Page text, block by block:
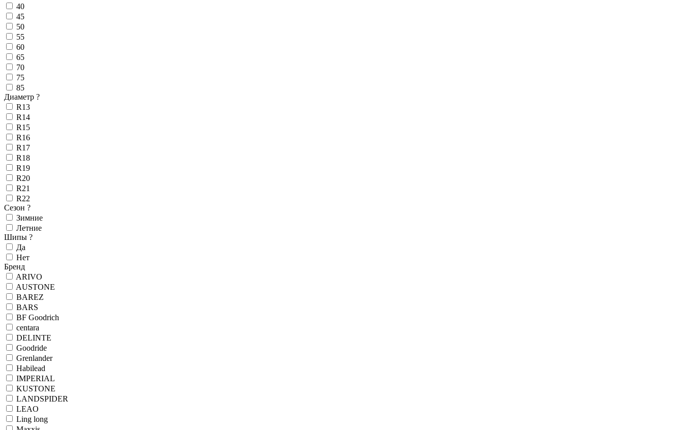
40
45
50
55
60
65
70
75
85
Диаметр ?
R13
R14
R15
R16
R17
R18
R19
R20
R21
R22
Сезон ?
Зимние
Летние
Шипы ?
Да
Нет
Бренд
ARIVO
AUSTONE
BAREZ
BARS
BF Goodrich
centara
DELINTE
Goodride
Grenlander
Habilead
IMPERIAL
KUSTONE
LANDSPIDER
LEAO
Ling long